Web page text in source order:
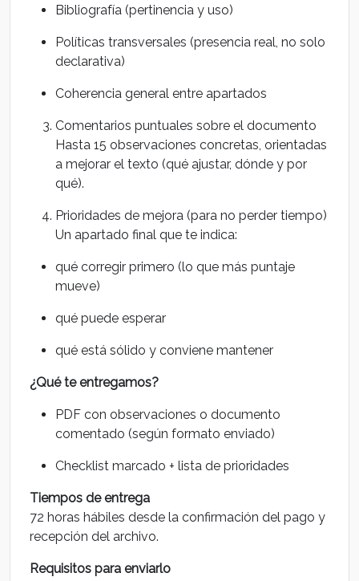
Bibliografía (pertinencia y uso)
Políticas transversales (presencia real, no solo
declarativa)
Coherencia general entre apartados
Comentarios puntuales sobre el documento
Hasta 15 observaciones concretas, orientadas
a mejorar el texto (qué ajustar, dónde y por
qué).
Prioridades de mejora (para no perder tiempo)
Un apartado final que te indica:
qué corregir primero (lo que más puntaje
mueve)
qué puede esperar
qué está sólido y conviene mantener
¿Qué te entregamos?
PDF con observaciones o documento
comentado (según formato enviado)
Checklist marcado + lista de prioridades
Tiempos de entrega
72 horas hábiles desde la confirmación del pago y
recepción del archivo.
Requisitos para enviarlo